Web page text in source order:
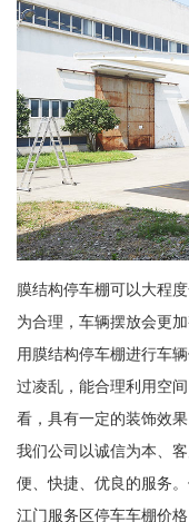
膜结构停车棚可以大程
为合理，车辆摆放会更
用膜结构停车棚进行车
过凌乱，能合理利用空
看，具有一定的装饰效果
我们公司以诚信为本、
便、快捷、优良的服务
江门服务区停车车棚价格